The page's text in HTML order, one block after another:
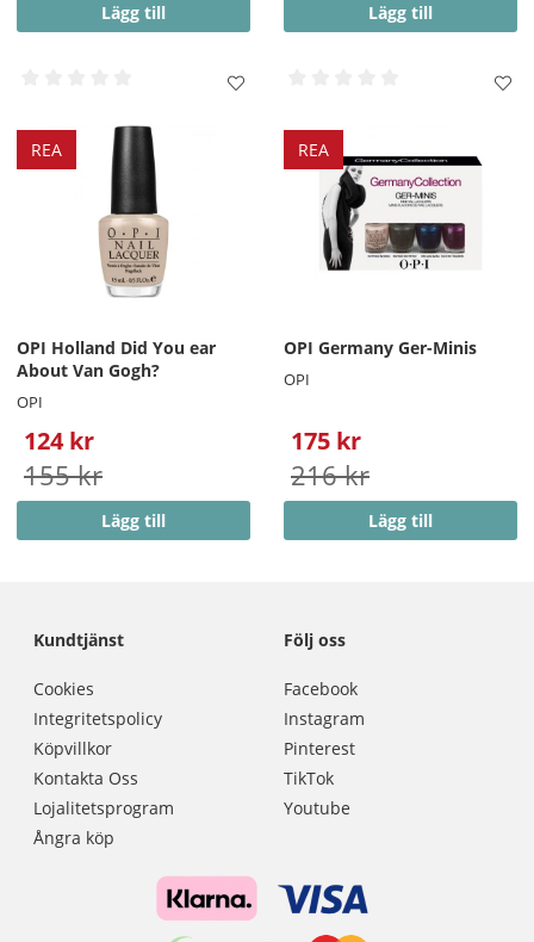
Lägg till Lägg till
REA
OPI Holland Did You ear
About Van Gogh?
OPI
124 kr
155 kr
Lägg till
REA
OPI Germany Ger-Minis
OPI
175 kr
216 kr
Lägg till
Kundtjänst
Cookies
Integritetspolicy
Köpvillkor
Kontakta Oss
Lojalitetsprogram
Ångra köp
Följ oss
Facebook
Instagram
Pinterest
TikTok
Youtube